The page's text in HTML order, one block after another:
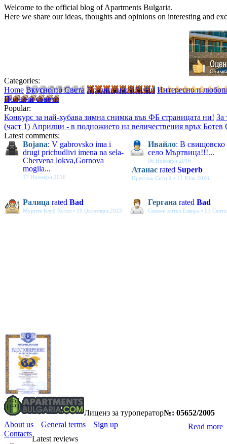
Welcome to the official blog of Apartments Bulgaria.
Here we share our ideas, thoughts and opinions on interesting and
Categories:
Home Вкусно по Света Празници и обичаи Интересно и
Полезни съвети
Popular:
Конкурс за най-хубава зимна снимка във ФБ страницата ни! За
(част 1) Априлци - в подножието на величествения връх Ботев
Latest comments:
Bojana: V gabrovsko ima i
drugi prichudlivi imena na sela-
Chervena lokva,Gornova
mogila...
17 Ноември 2016
Ивайло: В свищовско
село Мъртвица!!!...
06 Ноември 2016
Атанас rated Superb
Престиж Сити 2 • 11 Юли 2026
Ралица rated Bad
Мурите Клуб Хотел • 19 Октомври 2023
Гергана rated Bad
Семеен хотел Елвира • 01
Лиценз за туроператор№: 05652/2005
Read more
About us General terms
Sign up
Contacts
Latest reviews